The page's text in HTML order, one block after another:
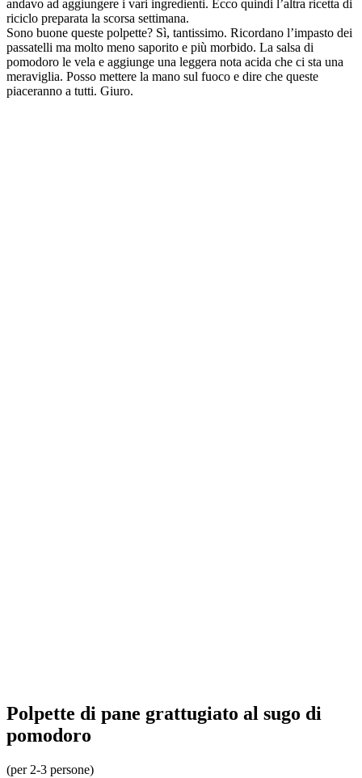
andavo ad aggiungere i vari ingredienti. Ecco quindi l’altra ricetta di
riciclo preparata la scorsa settimana.
Sono buone queste polpette? Sì, tantissimo. Ricordano l’impasto dei
passatelli ma molto meno saporito e più morbido. La salsa di
pomodoro le vela e aggiunge una leggera nota acida che ci sta una
meraviglia. Posso mettere la mano sul fuoco e dire che queste
piaceranno a tutti. Giuro.
Polpette di pane grattugiato al sugo di
pomodoro
(per 2-3 persone)